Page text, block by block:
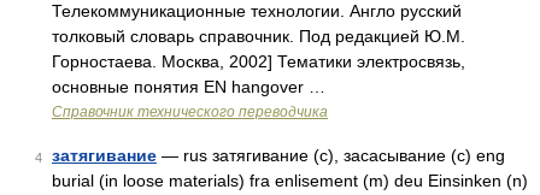
Телекоммуникационные технологии. Англо русский
толковый словарь справочник. Под редакцией Ю.М.
Горностаева. Москва, 2002] Тематики электросвязь,
основные понятия EN hangover …
Справочник технического переводчика
4 затягивание — rus затягивание (с), засасывание (с) eng
burial (in loose materials) fra enlisement (m) deu Einsinken (n)